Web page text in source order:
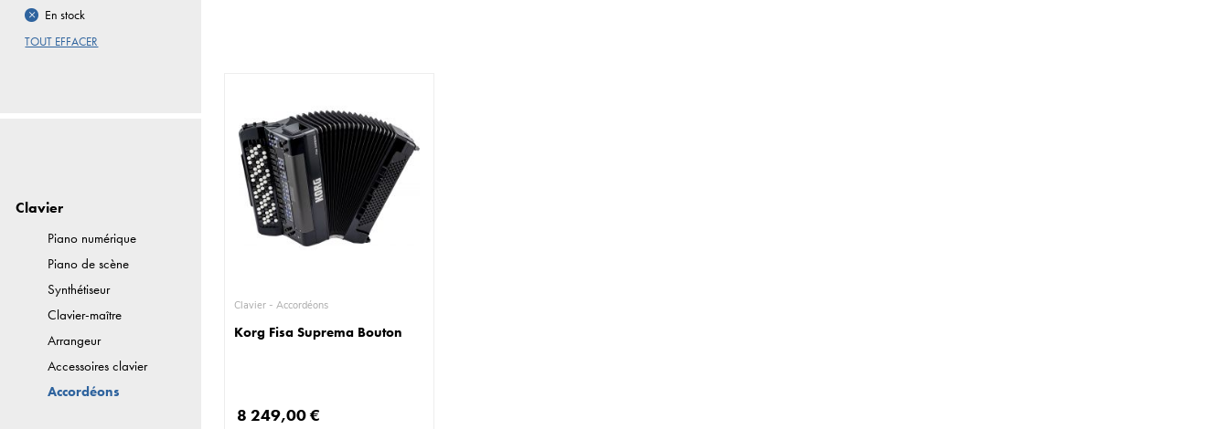
Clavier - Accordéons
Korg Fisa Suprema Bouton
8 249,00 €
En stock
TOUT EFFACER
Clavier
Piano numérique
Piano de scène
Synthétiseur
Clavier-maître
Arrangeur
Accessoires clavier
Accordéons